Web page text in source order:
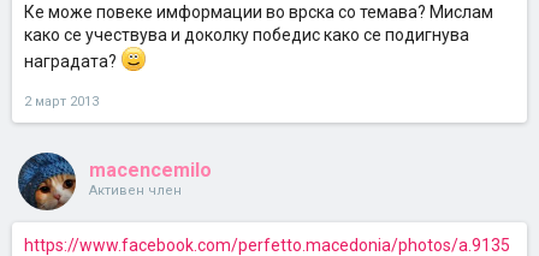
Ке може повеке имформации во врска со темава? Мислам
како се учествува и доколку победис како се подигнува
наградата?
2 март 2013
macencemilo
Активен член
https://www.facebook.com/perfetto.macedonia/photos/a.9135